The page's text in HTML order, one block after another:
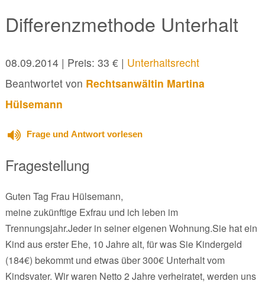
Differenzmethode Unterhalt
08.09.2014| Preis: 33 € | Unterhaltsrecht
Beantwortet von Rechtsanwältin Martina
Hülsemann
Frage und Antwort vorlesen
Fragestellung
Guten Tag Frau Hülsemann,
meine zukünftige Exfrau und ich leben im
Trennungsjahr.Jeder in seiner eigenen Wohnung.Sie hat ein
Kind aus erster Ehe, 10 Jahre alt, für was Sie Kindergeld
(184€) bekommt und etwas über 300€ Unterhalt vom
Kindsvater. Wir waren Netto 2 Jahre verheiratet, werden uns